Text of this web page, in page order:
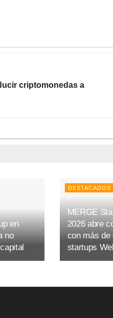
criptomonedas a
en
no
DESTACADOS
MERGE
2026 abre
con más de
startups